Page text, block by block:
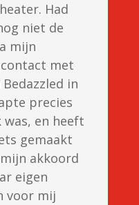
Had
niet de
mijn
met
in
precies
en heeft
gemaakt
akkoord
eigen
voor mij